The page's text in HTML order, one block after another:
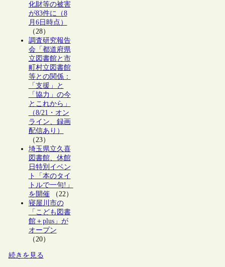
化財等の被害
が83件に（8
月6日時点）
（28）
調査研究報告
会「都道府県
立図書館と市
町村立図書館
等との関係：
「支援」と
「協力」の今
とこれから」
（8/21・オン
ライン、録画
配信あり）
（23）
埼玉県立久喜
図書館、休館
日特別イベン
ト「本のタイ
トルで一句!」
を開催（22）
寝屋川市の
「こども図書
館＋plus」が
オープン
（20）
続きを見る